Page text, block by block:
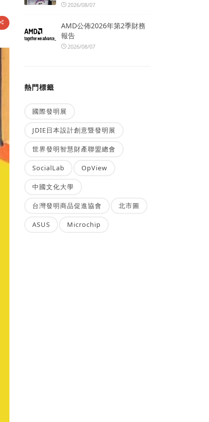
2026/08/07
AMD公佈2026年第2季財務
報告
2026/08/07
熱門標籤
國際發明展
JDIE日本設計創意暨發明展
世界發明智慧財產聯盟總會
SocialLab OpView
中國文化大學
台灣發明商品促進協會 北市圖
ASUS Microchip